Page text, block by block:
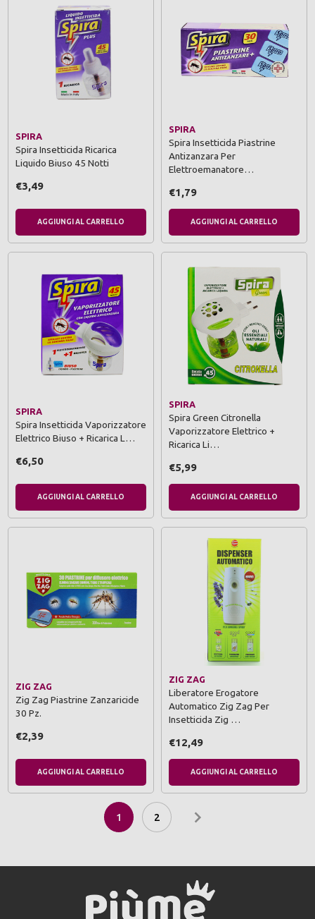
SPIRA
Spira Insetticida Ricarica
Liquido Biuso 45 Notti
€3,49
AGGIUNGI AL CARRELLO
SPIRA
Spira Insetticida Piastrine
Antizanzara Per
Elettroemanatore…
€1,79
AGGIUNGI AL CARRELLO
SPIRA
Spira Insetticida Vaporizzatore
Elettrico Biuso + Ricarica L…
€6,50
AGGIUNGI AL CARRELLO
SPIRA
Spira Green Citronella
Vaporizzatore Elettrico +
Ricarica Li…
€5,99
AGGIUNGI AL CARRELLO
ZIG ZAG
Zig Zag Piastrine Zanzaricide
30 Pz.
€2,39
AGGIUNGI AL CARRELLO
ZIG ZAG
Liberatore Erogatore
Automatico Zig Zag Per
Insetticida Zig …
€12,49
AGGIUNGI AL CARRELLO
1 2